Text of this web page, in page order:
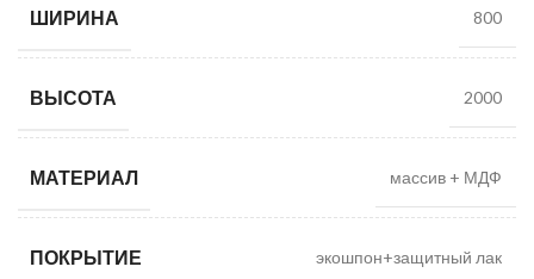
ШИРИНА 800
ВЫСОТА 2000
МАТЕРИАЛ массив + МДФ
ПОКРЫТИЕ экошпон+защитный лак